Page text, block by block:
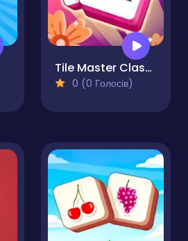
Tile Master Classic Match
0 (0 Голосів)